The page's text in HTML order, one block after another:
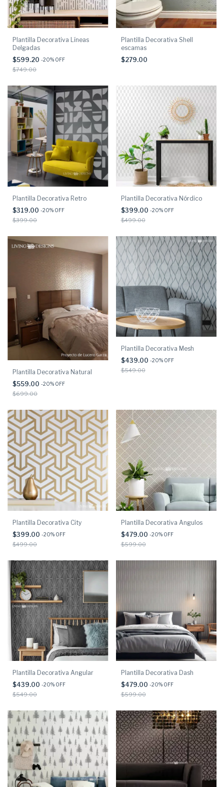
Plantilla Decorativa Líneas
Delgadas
$599.20 -20% OFF
$749.00
Plantilla Decorativa Shell
escamas
$279.00
Plantilla Decorativa Retro
$319.00 -20% OFF
$399.00
Plantilla Decorativa Nórdico
$399.00 -20% OFF
$499.00
Plantilla Decorativa Natural
$559.00 -20% OFF
$699.00
Plantilla Decorativa Mesh
$439.00 -20% OFF
$549.00
Plantilla Decorativa City
$399.00 -20% OFF
$499.00
Plantilla Decorativa Angulos
$479.00 -20% OFF
$599.00
Plantilla Decorativa Angular
$439.00 -20% OFF
$549.00
Plantilla Decorativa Dash
$479.00 -20% OFF
$599.00